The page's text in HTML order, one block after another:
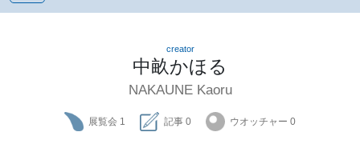
creator
中畝かほる
NAKAUNE Kaoru
展覧会 1 記事 0 ウオッチャー 0